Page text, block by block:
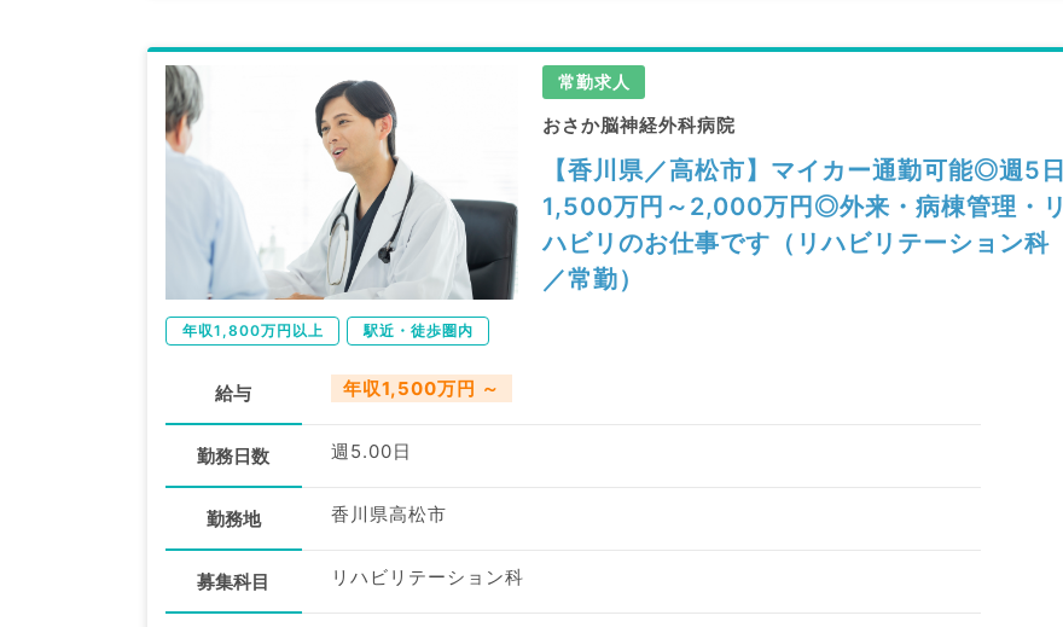
常勤求人
おさか脳神経外科病院
【香川県／高松市】マイカー通勤可能◎週5日
1,500万円～2,000万円◎外来・病棟管理・リ
ハビリのお仕事です（リハビリテーション科
／常勤）
年収1,800万円以上 駅近・徒歩圏内
給与 年収1,500万円 ～
勤務日数 週5.00日
勤務地 香川県高松市
募集科目 リハビリテーション科